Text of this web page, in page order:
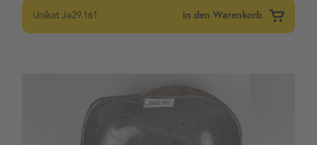
UnikatJa29.161 in den Warenkorb